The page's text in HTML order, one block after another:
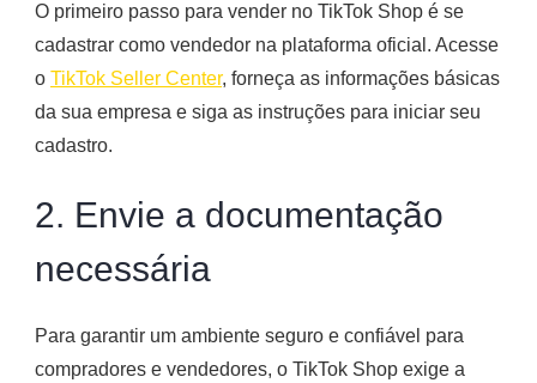
O primeiro passo para vender no TikTok Shop é se
cadastrar como vendedor na plataforma oficial. Acesse
o TikTok Seller Center, forneça as informações básicas
da sua empresa e siga as instruções para iniciar seu
cadastro.
2. Envie a documentação
necessária
Para garantir um ambiente seguro e confiável para
compradores e vendedores, o TikTok Shop exige a